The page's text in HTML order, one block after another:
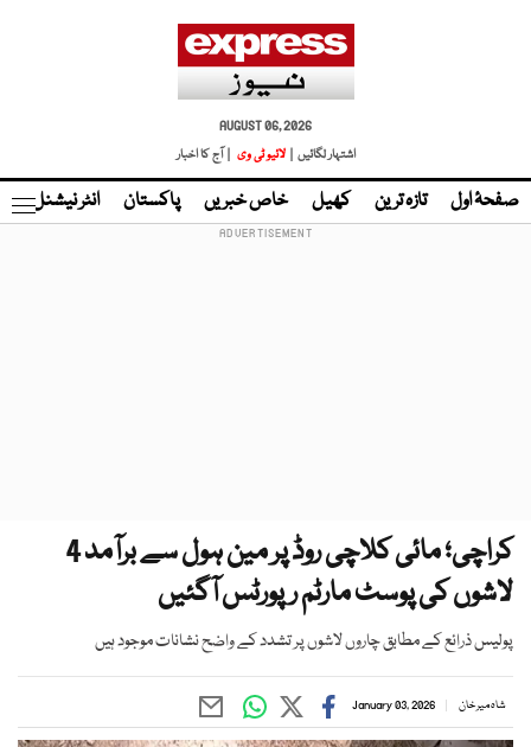
AUGUST 06, 2026
اشتہار لگائیں |
لائیو ٹی وی | آج کا اخبار
صفحۂ اول تازہ ترین کھیل خاص خبریں پاکستان انٹر نیشنل
کراچی؛ مائی کلاچی روڈ پر مین ہول سے برآمد 4
لاشوں کی پوسٹ مارٹم رپورٹس آگئیں
پولیس ذرائع کے مطابق چاروں لاشوں پر تشدد کے واضح نشانات موجود ہیں
شاہ میر خان January 03, 2026